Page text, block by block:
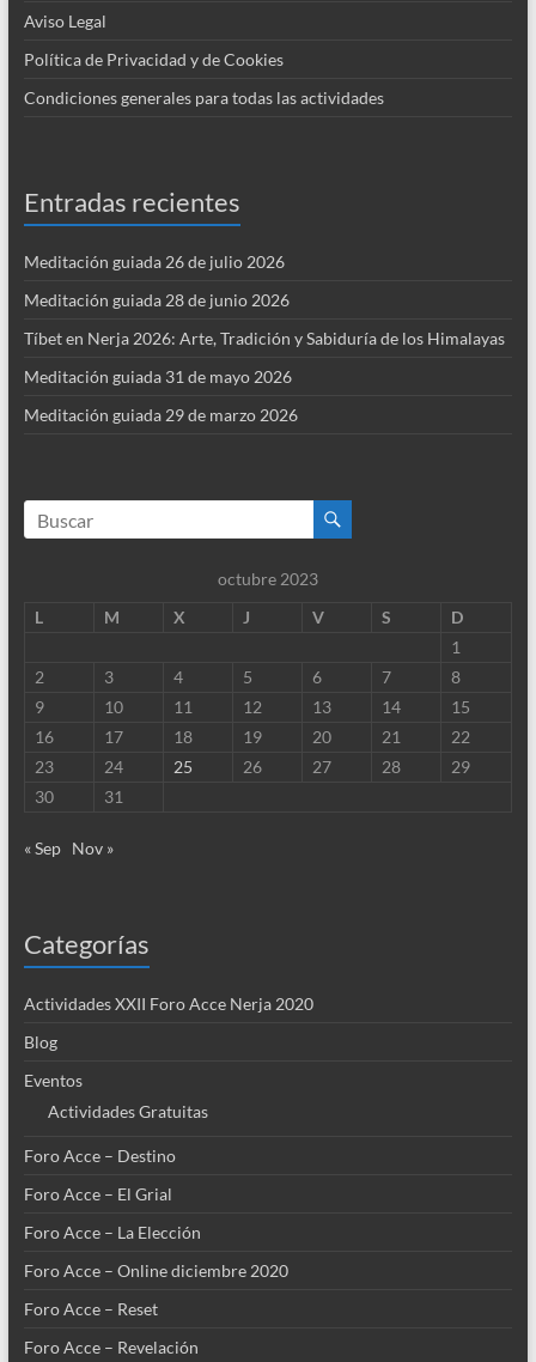
Aviso Legal
Política de Privacidad y de Cookies
Condiciones generales para todas las actividades
Entradas recientes
Meditación guiada 26 de julio 2026
Meditación guiada 28 de junio 2026
Tíbet en Nerja 2026: Arte, Tradición y Sabiduría de los Himalayas
Meditación guiada 31 de mayo 2026
Meditación guiada 29 de marzo 2026
octubre 2023
L
M X J V S
D
1
2
3 4 5 6 7
8
9
10 11 12 13 14
15
16
17 18 19 20 21
22
23
24 25 26 27 28
29
30
31
« Sep Nov »
Categorías
Actividades XXII Foro Acce Nerja 2020
Blog
Eventos
Actividades Gratuitas
Foro Acce – Destino
Foro Acce – El Grial
Foro Acce – La Elección
Foro Acce – Online diciembre 2020
Foro Acce – Reset
Foro Acce – Revelación